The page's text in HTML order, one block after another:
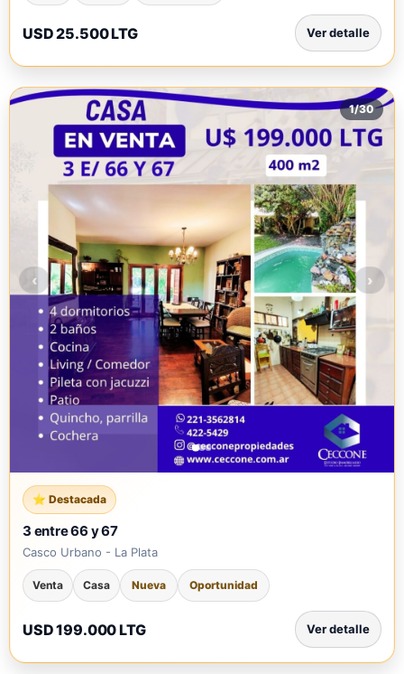
USD 25.500 LTG Ver detalle
‹ ›
1/30
3 entre 66 y 67
Casco Urbano - La Plata
Venta Casa Nueva Oportunidad
USD 199.000 LTG Ver detalle